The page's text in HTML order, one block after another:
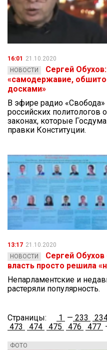
16:01
21.10.2020
НОВОСТИ
Сергей
«самодержавие,
досками»
В эфире радио
российских политологов
законах, которые
правки Конституции.
13:17 21.10.2020
НОВОСТИ
Сергей
власть просто решила
Непарламентские и
растеряли популярность.
Страницы: 1 — 233
473
474 475 476 477
ФОТО